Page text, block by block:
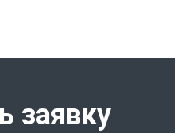
заявку